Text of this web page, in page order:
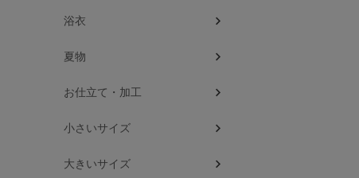
浴衣
夏物
お仕立て・加工
小さいサイズ
大きいサイズ